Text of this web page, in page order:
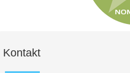
Kontakt